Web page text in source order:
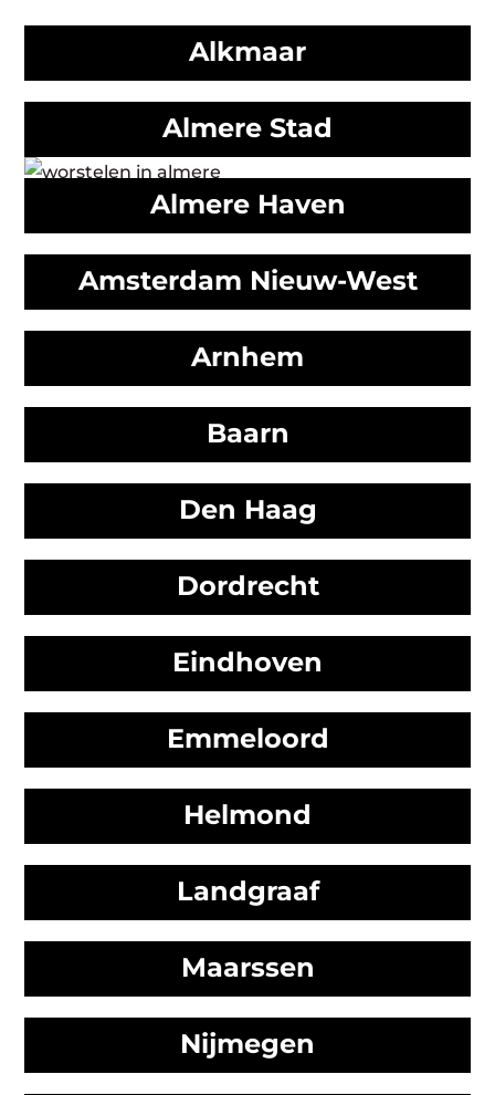
Alkmaar
Almere Stad
Almere Haven
Amsterdam Nieuw-West
Arnhem
Baarn
Den Haag
Dordrecht
Eindhoven
Emmeloord
Helmond
Landgraaf
Maarssen
Nijmegen